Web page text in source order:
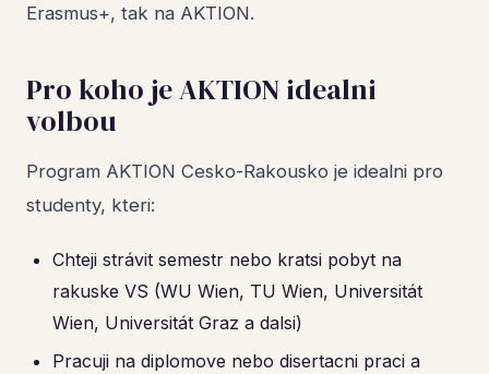
Erasmus+, tak na AKTION.
Pro koho je AKTION idealni
volbou
Program AKTION Cesko-Rakousko je idealni pro
studenty, kteri:
Chteji strávit semestr nebo kratsi pobyt na
rakuske VS (WU Wien, TU Wien, Universitát
Wien, Universitát Graz a dalsi)
Pracuji na diplomove nebo disertacni praci a